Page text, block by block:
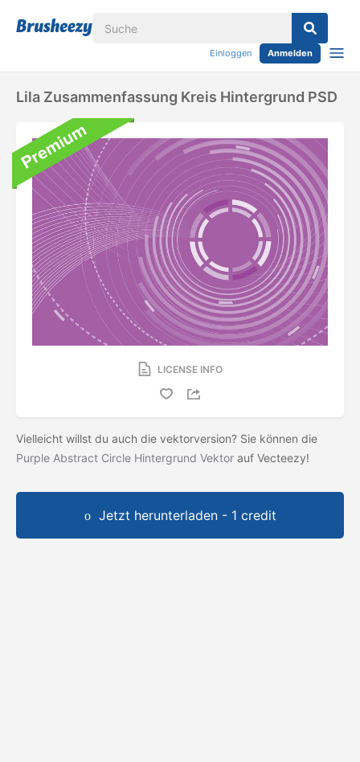
Einloggen Anmelden
Lila Zusammenfassung Kreis Hintergrund PSD
LICENSE INFO
Vielleicht willst du auch die vektorversion? Sie können die
Purple Abstract Circle Hintergrund Vektor auf Vecteezy!
Jetzt herunterladen - 1 credit